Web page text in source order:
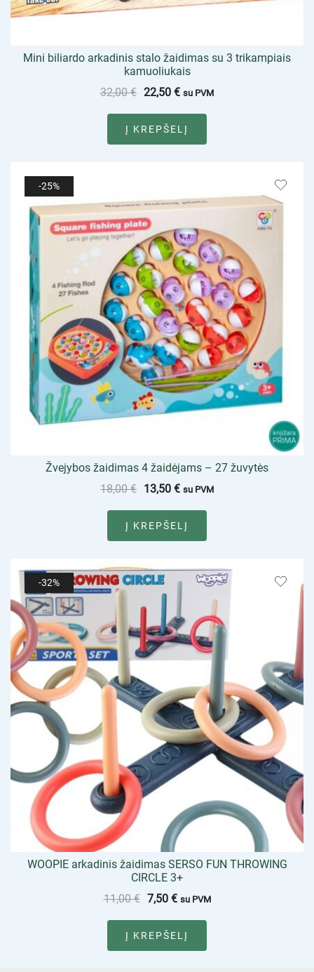
Mini biliardo arkadinis stalo žaidimas su 3 trikampiais
kamuoliukais
32,00€ 22,50 € su PVM
Į KREPŠELĮ
-25%
Žvejybos žaidimas 4 žaidėjams – 27 žuvytės
18,00€ 13,50 € su PVM
Į KREPŠELĮ
-32%
WOOPIE arkadinis žaidimas SERSO FUN THROWING
CIRCLE 3+
11,00€ 7,50 € su PVM
Į KREPŠELĮ